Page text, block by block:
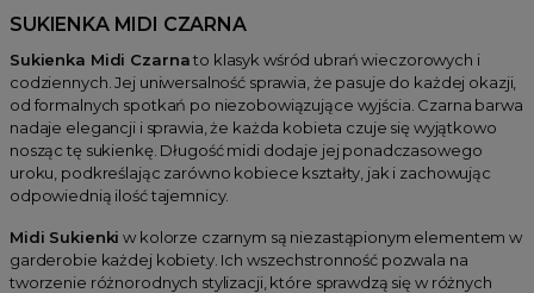
SUKIENKA MIDI CZARNA
Sukienka Midi Czarnato klasyk wśród ubrań wieczorowych i
codziennych. Jej uniwersalność sprawia, że pasuje do każdej okazji,
od formalnych spotkań po niezobowiązujące wyjścia. Czarna barwa
nadaje elegancji i sprawia, że każda kobieta czuje się wyjątkowo
nosząc tę sukienkę. Długość midi dodaje jej ponadczasowego
uroku, podkreślając zarówno kobiece kształty, jak i zachowując
odpowiednią ilość tajemnicy.
Midi Sukienki w kolorze czarnym są niezastąpionym elementem w
garderobie każdej kobiety. Ich wszechstronność pozwala na
tworzenie różnorodnych stylizacji, które sprawdzą się w różnych